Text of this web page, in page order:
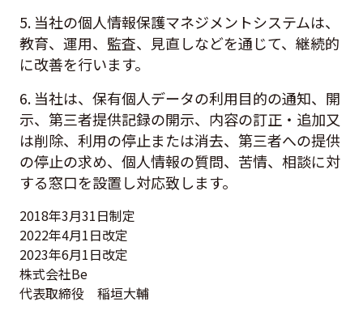
5. 当社の個人情報保護マネジメントシステムは、
教育、運用、監査、見直しなどを通じて、継続的
に改善を行います。
6. 当社は、保有個人データの利用目的の通知、開
示、第三者提供記録の開示、内容の訂正・追加又
は削除、利用の停止または消去、第三者への提供
の停止の求め、個人情報の質問、苦情、相談に対
する窓口を設置し対応致します。
2018年3月31日制定
2022年4月1日改定
2023年6月1日改定
株式会社Be
代表取締役 稲垣大輔